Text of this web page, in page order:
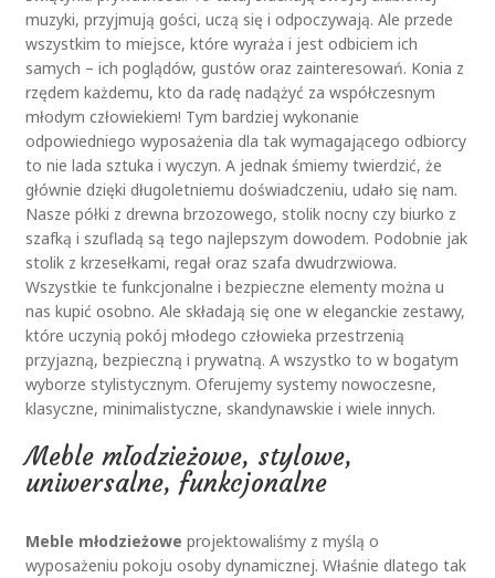
muzyki, przyjmują gości, uczą się i odpoczywają. Ale przede
wszystkim to miejsce, które wyraża i jest odbiciem ich
samych – ich poglądów, gustów oraz zainteresowań. Konia z
rzędem każdemu, kto da radę nadążyć za współczesnym
młodym człowiekiem! Tym bardziej wykonanie
odpowiedniego wyposażenia dla tak wymagającego odbiorcy
to nie lada sztuka i wyczyn. A jednak śmiemy twierdzić, że
głównie dzięki długoletniemu doświadczeniu, udało się nam.
Nasze półki z drewna brzozowego, stolik nocny czy biurko z
szafką i szufladą są tego najlepszym dowodem. Podobnie jak
stolik z krzesełkami, regał oraz szafa dwudrzwiowa.
Wszystkie te funkcjonalne i bezpieczne elementy można u
nas kupić osobno. Ale składają się one w eleganckie zestawy,
które uczynią pokój młodego człowieka przestrzenią
przyjazną, bezpieczną i prywatną. A wszystko to w bogatym
wyborze stylistycznym. Oferujemy systemy nowoczesne,
klasyczne, minimalistyczne, skandynawskie i wiele innych.
Meble młodzieżowe, stylowe,
uniwersalne, funkcjonalne
Meble młodzieżowe projektowaliśmy z myślą o
wyposażeniu pokoju osoby dynamicznej. Właśnie dlatego tak